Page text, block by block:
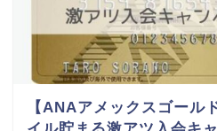
【ANAアメックスゴール